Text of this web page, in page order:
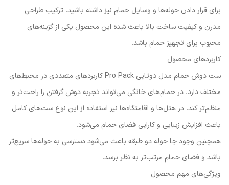
برای قرار دادن حوله‌ها و وسایل حمام نیز داشته باشید. ترکیب طراحی
مدرن و کیفیت ساخت بالا باعث شده این محصول یکی از گزینه‌های
محبوب برای تجهیز حمام باشد.
کاربردهای محصول
ست دوش حمام مدل دوتایی Pro Pack کاربردهای متعددی در محیط‌های
مختلف دارد. در حمام‌های خانگی می‌تواند تجربه دوش گرفتن را راحت‌تر و
منظم‌تر کند. در هتل‌ها و اقامتگاه‌ها نیز استفاده از این نوع ست‌های کامل
باعث افزایش زیبایی و کارایی فضای حمام می‌شود.
همچنین وجود جا حوله دو طبقه باعث می‌شود دسترسی به حوله‌ها سریع‌تر
باشد و فضای حمام مرتب‌تر به نظر برسد.
ویژگی‌های مهم محصول